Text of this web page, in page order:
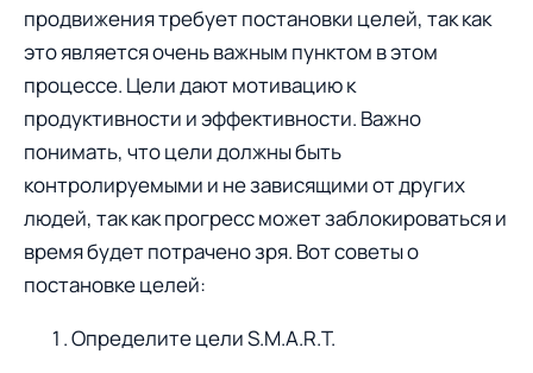
продвижения требует постановки целей, так как
это является очень важным пунктом в этом
процессе. Цели дают мотивацию к
продуктивности и эффективности. Важно
понимать, что цели должны быть
контролируемыми и не зависящими от других
людей, так как прогресс может заблокироваться и
время будет потрачено зря. Вот советы о
постановке целей:
Определите цели S.M.A.R.T.